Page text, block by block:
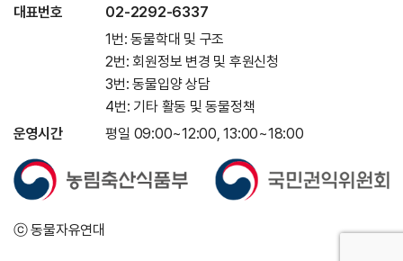
대표번호
02-2292-6337
1번: 동물학대 및 구조
2번: 회원정보 변경 및 후원신청
3번: 동물입양 상담
4번: 기타 활동 및 동물정책
운영시간
평일 09:00~12:00, 13:00~18:00
ⓒ 동물자유연대